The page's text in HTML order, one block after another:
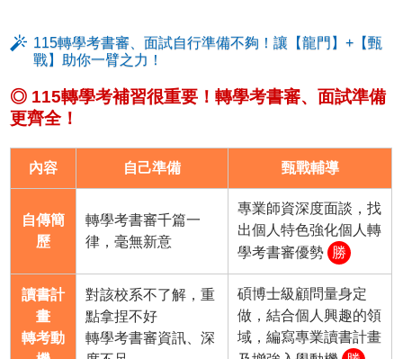
115轉學考書審、面試自行準備不夠！讓【龍門】+【甄
戰】助你一臂之力！
◎ 115轉學考補習很重要！轉學考書審、面試準備
更齊全！
內容 自己準備 甄戰輔導
自傳簡
歷
轉學考書審千篇一
律，毫無新意
專業師資深度面談，找
出個人特色強化個人轉
學考書審優勢 勝
讀書計
畫
轉考動
對該校系不了解，重
點拿捏不好
轉學考書審資訊、深
碩博士級顧問量身定
做，結合個人興趣的領
域，編寫專業讀書計畫